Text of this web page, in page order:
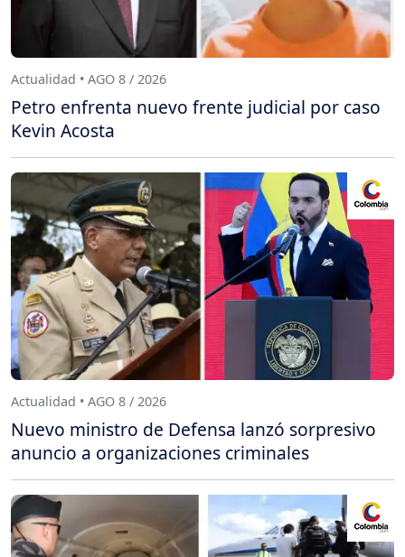
Actualidad • AGO 8 / 2026
Petro enfrenta nuevo frente judicial por caso
Kevin Acosta
Actualidad • AGO 8 / 2026
Nuevo ministro de Defensa lanzó sorpresivo
anuncio a organizaciones criminales